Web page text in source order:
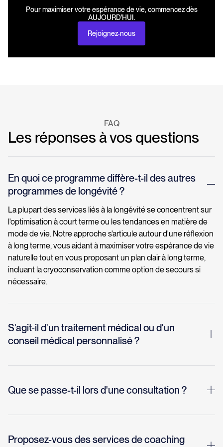
Pour maximiser votre espérance de vie, commencez dès
AUJOURD'HUI.
Rejoignez-nous
FAQ
Les réponses à vos questions
En quoi ce programme diffère-t-il des autres
programmes de longévité ?
La plupart des services liés à la longévité se concentrent sur
l'optimisation à court terme ou les tendances en matière de
mode de vie. Notre approche s'articule autour d'une réflexion
à long terme, vous aidant à maximiser votre espérance de vie
naturelle tout en vous proposant un plan clair à long terme,
incluant la cryoconservation comme option de secours si
nécessaire.
S'agit-il d'un traitement médical ou d'un
conseil médical personnalisé ?
spécialisés, et les recommandations doivent toujours être
Que se passe-t-il lors d'une consultation ?
pratiques et médicalement fondées susceptibles d'améliorer
Proposez-vous des services de coaching